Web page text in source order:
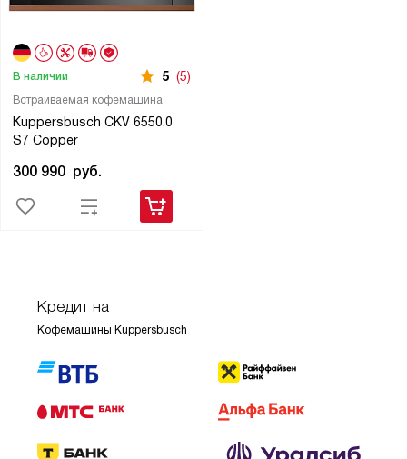
Встраиваемая кофемашина
Kuppersbusch CKV 6550.0
S7 Copper
В наличии 5 (5)
300 990 руб.
Кредит на
Кофемашины Kuppersbusch